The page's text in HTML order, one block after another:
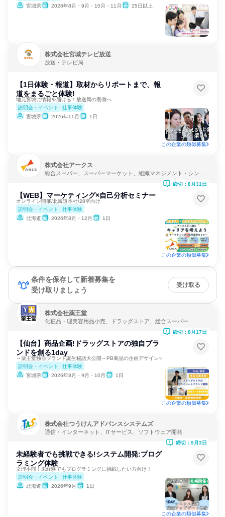
宮城県
2026年8月・9月・10月・11月 25日以上
株式会社宮城テレビ放送
放送・テレビ局
【1日体験・報道】取材からリポートまで、報
道をまるごと体験!
地元宮城に情報を届ける！放送局の裏側へ
説明会・イベント
仕事体験
宮城県
2026年11月 1日
この企業の類似募集
株式会社アークス
総合スーパー、スーパーマーケット、組織マネジメント・シンク
【WEB】マーケティング×自己分析セミナー
オンライン開催/北海道本社/28卒向け
説明会・イベント
仕事体験
北海道
2026年8月・12月 1日
締切：8月31日
この企業の類似募集
条件を保存して新着募集を
受け取りましょう
受け取る
株式会社薬王堂
化粧品・理美容用品小売、ドラッグストア、総合スーパー
【仙台】商品企画!ドラッグストアの独自ブラ
ンドを創る1day
～薬王堂独自ブランド誕生秘話大公開～PB商品の企画デザイン✨
説明会・イベント
仕事体験
宮城県
2026年8月・9月・10月 1日
締切：8月17日
この企業の類似募集
株式会社つうけんアドバンスシステムズ
通信・インターネット、ITサービス、ソフトウェア開発
未経験者でも挑戦できる!システム開発:プログ
ラミング体験
文理不問！未経験でもプログラミングに挑戦したい方向け！
説明会・イベント
仕事体験
北海道
2026年9月 1日
締切：9月3日
この企業の類似募集